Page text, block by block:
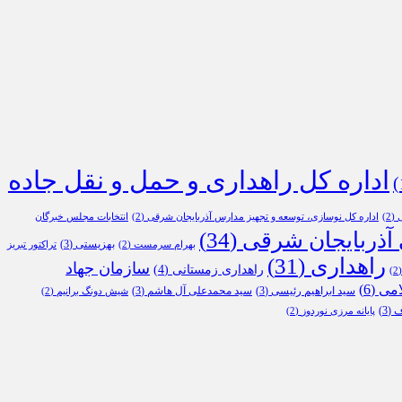
اداره کل راهداری و حمل و نقل جاده
(2) اداره کل نوسازی، توسعه و تجهیز مدارس آذربایجان شرقی (2) انتخابات مجلس خبرگان
آذربایجان شرقی (34) بهرام سرمست (2) بهزیستی (3) تراکتور تبریز
راهداری (31) راهداری زمستانی (4) سازمان جهاد
(6) سید ابراهیم رئیسی (3) سید محمدعلی آل هاشم (3) شیش دونگ برانیم (2)
(3) پایانه مرزی نوردوز (2)